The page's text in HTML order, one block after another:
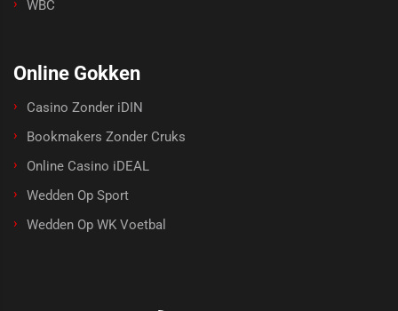
WBC
Online Gokken
Casino Zonder iDIN
Bookmakers Zonder Cruks
Online Casino iDEAL
Wedden Op Sport
Wedden Op WK Voetbal